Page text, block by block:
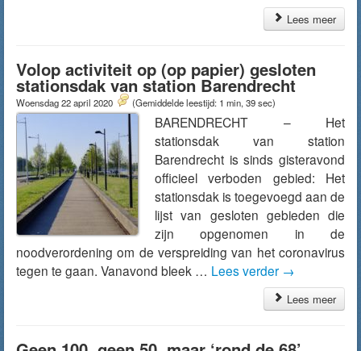
Lees meer
Volop activiteit op (op papier) gesloten
stationsdak van station Barendrecht
Woensdag 22 april 2020 (Gemiddelde leestijd: 1 min, 39 sec)
BARENDRECHT – Het
stationsdak van station
Barendrecht is sinds gisteravond
officieel verboden gebied: Het
stationsdak is toegevoegd aan de
lijst van gesloten gebieden die
zijn opgenomen in de
noodverordening om de verspreiding van het coronavirus
tegen te gaan. Vanavond bleek … Lees verder →
Lees meer